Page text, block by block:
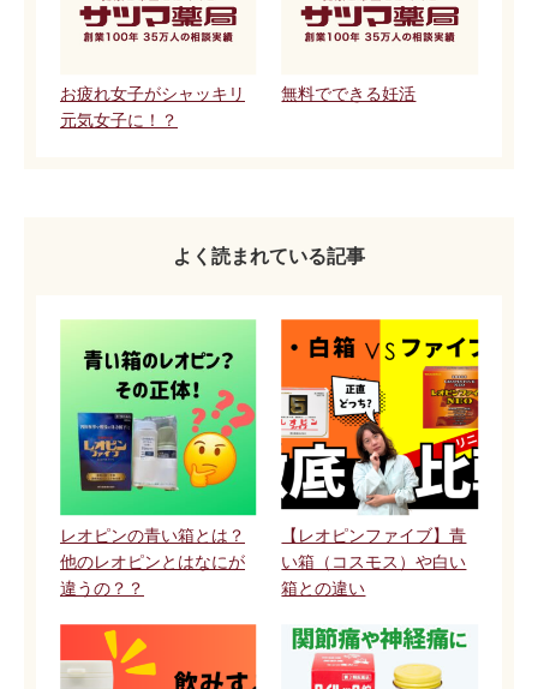
お疲れ女子がシャッキリ
元気女子に！？
無料でできる妊活
よく読まれている記事
レオピンの青い箱とは？
他のレオピンとはなにが
違うの？？
【レオピンファイブ】青
い箱（コスモス）や白い
箱との違い